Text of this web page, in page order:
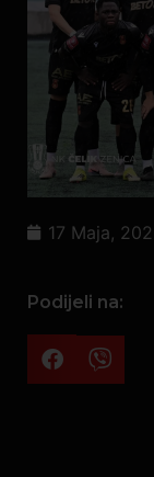
17 Maja,
Podijeli na: